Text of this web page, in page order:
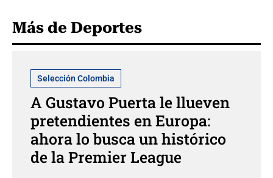
Más de Deportes
Selección Colombia
A Gustavo Puerta le llueven
pretendientes en Europa:
ahora lo busca un histórico
de la Premier League